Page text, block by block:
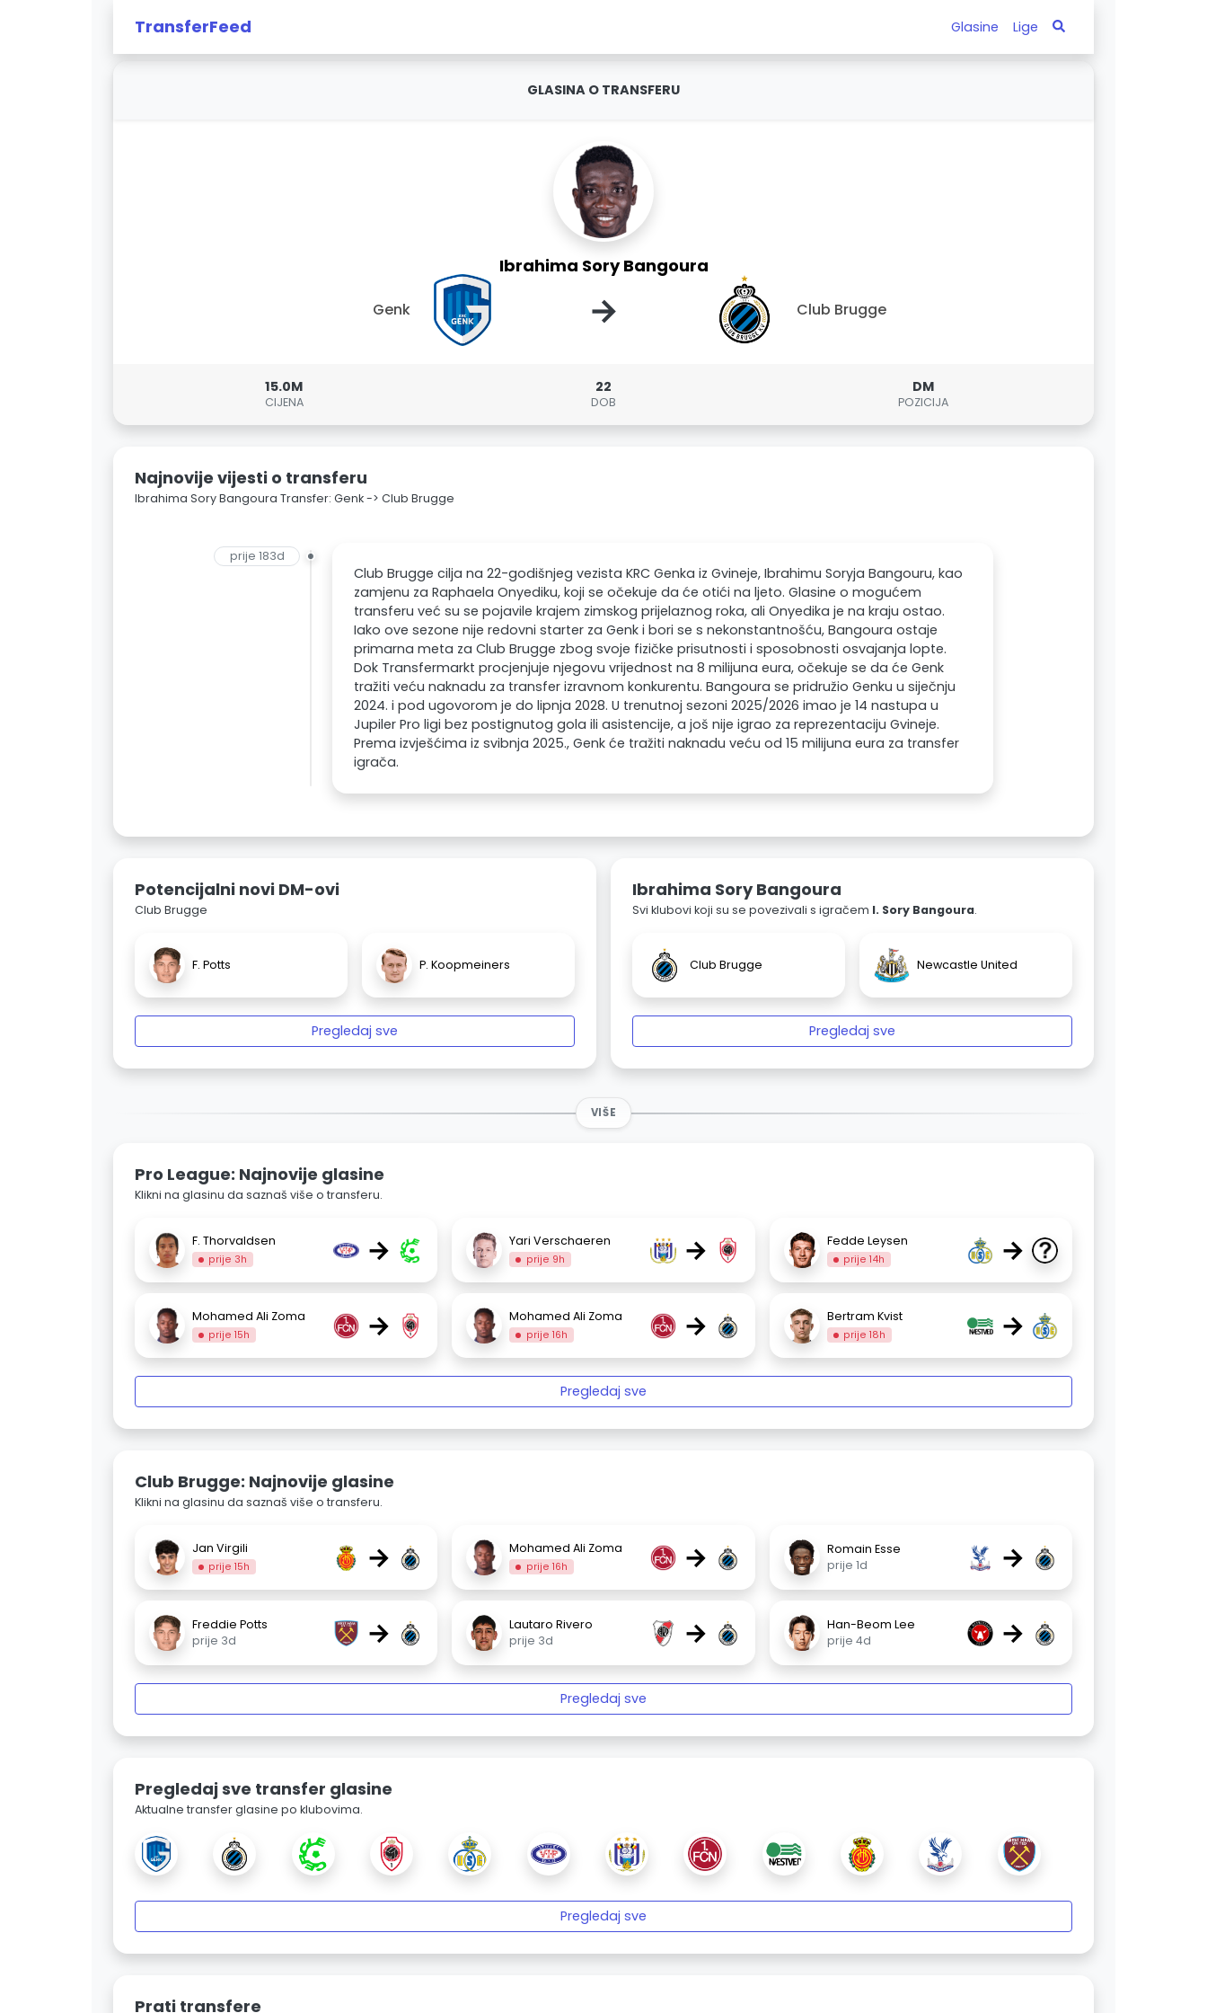
TransferFeed Glasine Lige
GLASINA O TRANSFERU
Ibrahima Sory Bangoura
Genk → Club Brugge
15.0M
CIJENA
22
DOB
DM
POZICIJA
Najnovije vijesti o transferu
Ibrahima Sory Bangoura Transfer: Genk -> Club Brugge
prije 183d
Club Brugge cilja na 22-godišnjeg vezista KRC Genka iz Gvineje, Ibrahimu Soryja Bangouru, kao
zamjenu za Raphaela Onyediku, koji se očekuje da će otići na ljeto. Glasine o mogućem
transferu već su se pojavile krajem zimskog prijelaznog roka, ali Onyedika je na kraju ostao.
Iako ove sezone nije redovni starter za Genk i bori se s nekonstantnošću, Bangoura ostaje
primarna meta za Club Brugge zbog svoje fizičke prisutnosti i sposobnosti osvajanja lopte.
Dok Transfermarkt procjenjuje njegovu vrijednost na 8 milijuna eura, očekuje se da će Genk
tražiti veću naknadu za transfer izravnom konkurentu. Bangoura se pridružio Genku u siječnju
2024. i pod ugovorom je do lipnja 2028. U trenutnoj sezoni 2025/2026 imao je 14 nastupa u
Jupiler Pro ligi bez postignutog gola ili asistencije, a još nije igrao za reprezentaciju Gvineje.
Prema izvješćima iz svibnja 2025., Genk će tražiti naknadu veću od 15 milijuna eura za transfer
igrača.
Potencijalni novi DM-ovi
Club Brugge
F. Potts P. Koopmeiners
Pregledaj sve
Ibrahima Sory Bangoura
Svi klubovi koji su se povezivali s igračem I. Sory Bangoura.
Club Brugge Newcastle United
Pregledaj sve
VIŠE
Pro League: Najnovije glasine
Klikni na glasinu da saznaš više o transferu.
F. Thorvaldsen
prije 3h → Yari Verschaeren
prije 9h → Fedde Leysen
prije 14h →
Mohamed Ali Zoma
prije 15h → Mohamed Ali Zoma
prije 16h → Bertram Kvist
prije 18h →
Pregledaj sve
Club Brugge: Najnovije glasine
Klikni na glasinu da saznaš više o transferu.
Jan Virgili
prije 15h → Mohamed Ali Zoma
prije 16h →
Romain Esse
prije 1d
→
Freddie Potts
prije 3d
→
Lautaro Rivero
prije 3d
→
Han-Beom Lee
prije 4d
→
Pregledaj sve
Pregledaj sve transfer glasine
Aktualne transfer glasine po klubovima.
Pregledaj sve
Prati transfere